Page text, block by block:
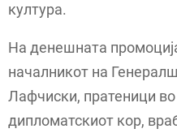
култура.
На денешната
началникот на
Лафчиски, пратеници
дипломатскиот кор,